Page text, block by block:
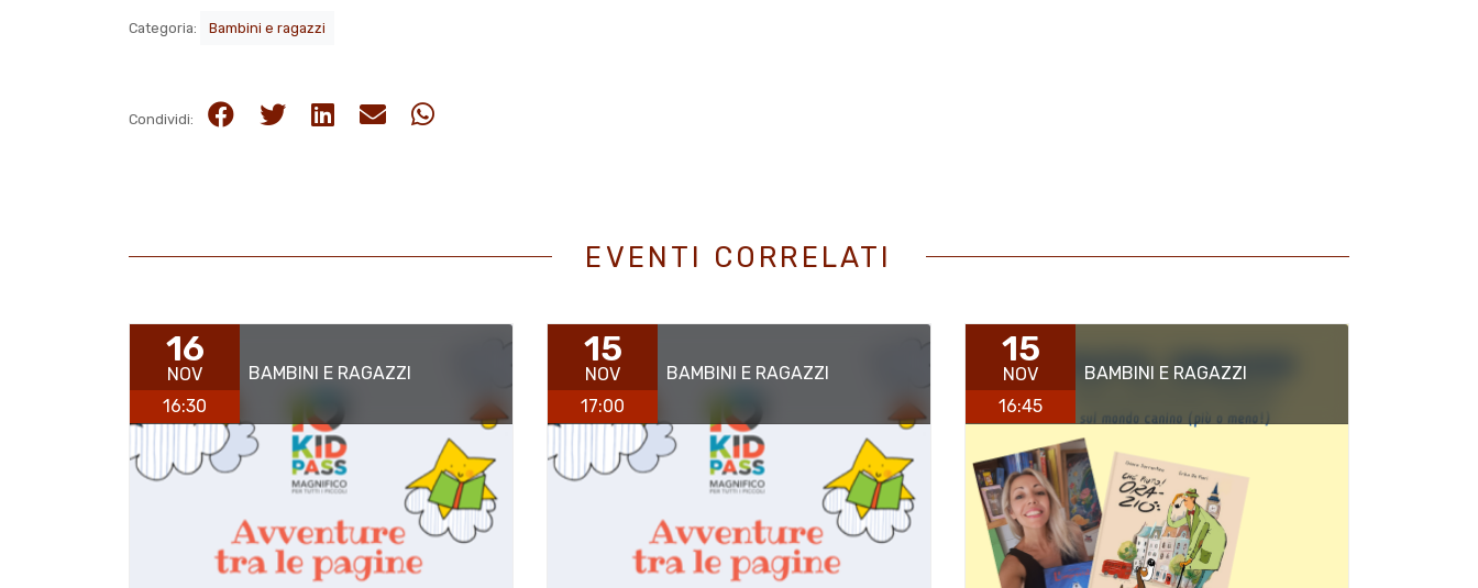
Categoria: Bambini e ragazzi
Condividi:
EVENTI CORRELATI
16
NOV
16:30
BAMBINI E RAGAZZI
15
NOV
17:00
BAMBINI E RAGAZZI
15
NOV
16:45
BAMBINI E RAGAZZI